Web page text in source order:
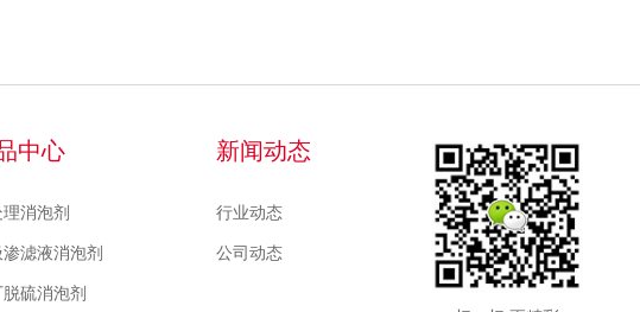
中心
消泡剂
滤液消泡剂
硫消泡剂
新闻动态
行业动态
公司动态